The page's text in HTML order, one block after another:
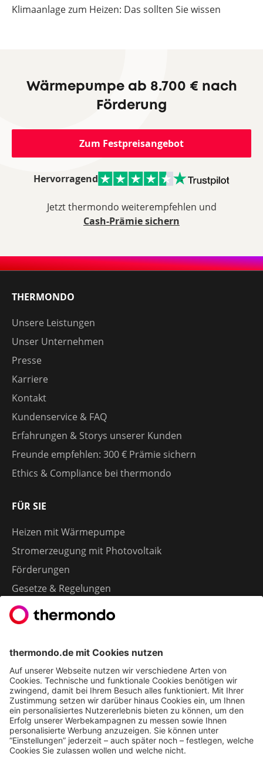
Klimaanlage zum Heizen: Das sollten Sie wissen
Wärmepumpe ab 8.700 € nach
Förderung
Zum Festpreisangebot
Hervorragend
Jetzt thermondo weiterempfehlen und
Cash-Prämie sichern
THERMONDO
Unsere Leistungen
Unser Unternehmen
Presse
Karriere
Kontakt
Kundenservice & FAQ
Erfahrungen & Storys unserer Kunden
Freunde empfehlen: 300 € Prämie sichern
Ethics & Compliance bei thermondo
FÜR SIE
Heizen mit Wärmepumpe
Stromerzeugung mit Photovoltaik
Förderungen
Gesetze & Regelungen
Heizen mit Gas
Vergleichen & Entscheiden
Richtig Heizen & Sparen
FOLGEN SIE UNS
YouTube
Instagram